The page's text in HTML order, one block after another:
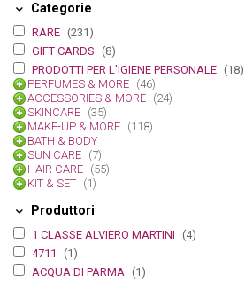
Categorie
RARE (231)
GIFT CARDS (8)
PRODOTTI PER L'IGIENE PERSONALE (18)
PERFUMES & MORE (46)
ACCESSORIES & MORE (24)
SKINCARE (35)
MAKE-UP & MORE (118)
BATH & BODY
SUN CARE (7)
HAIR CARE (55)
KIT & SET (1)
Produttori
1 CLASSE ALVIERO MARTINI (4)
4711
(1)
ACQUA DI PARMA (1)